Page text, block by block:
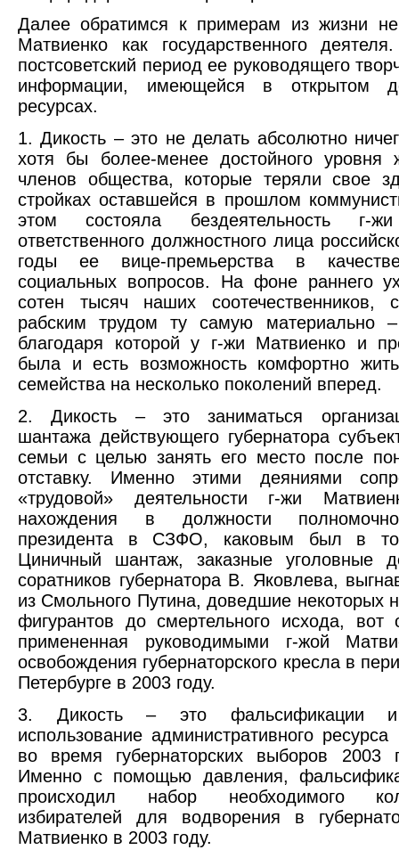
Далее обратимся к примерам из жизни
Матвиенко как государственного
постсоветский период ее руководящего
информации, имеющейся в открытом
ресурсах.
1. Дикость – это не делать абсолютно
хотя бы более-менее достойного уровня
членов общества, которые теряли свое
стройках оставшейся в прошлом
этом состояла бездеятельность г-
ответственного должностного лица
годы ее вице-премьерства в
социальных вопросов. На фоне раннего
сотен тысяч наших соотечественников,
рабским трудом ту самую материально –
благодаря которой у г-жи Матвиенко и
была и есть возможность комфортно
семейства на несколько поколений вперед.
2. Дикость – это заниматься
шантажа действующего губернатора
семьи с целью занять его место после
отставку. Именно этими деяниями
«трудовой» деятельности г-жи
нахождения в должности
президента в СЗФО, каковым был в
Циничный шантаж, заказные уголовные
соратников губернатора В. Яковлева,
из Смольного Путина, доведшие некоторых
фигурантов до смертельного исхода, вот
примененная руководимыми г-жой
освобождения губернаторского кресла в
Петербурге в 2003 году.
3. Дикость – это фальсификации и
использование административного
во время губернаторских выборов 2003
Именно с помощью давления,
происходил набор необходимого
избирателей для водворения в
Матвиенко в 2003 году.